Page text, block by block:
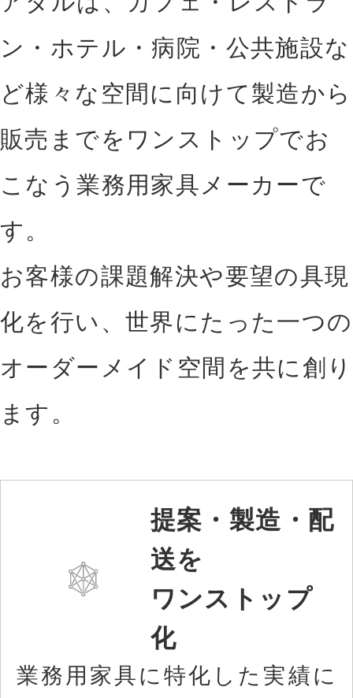
ン・ホテル・病院・公共施設な
ど様々な空間に向けて製造から
販売までをワンス トップでお
こなう業務用家具メーカーで
す。
お客様の課題解決や要望の具現
化を行い、世界に たった一つの
オーダーメイド空間を共に創り
ます。
提案・製造・配
送を
ワンストップ
化
業務用家具に特化した実績に